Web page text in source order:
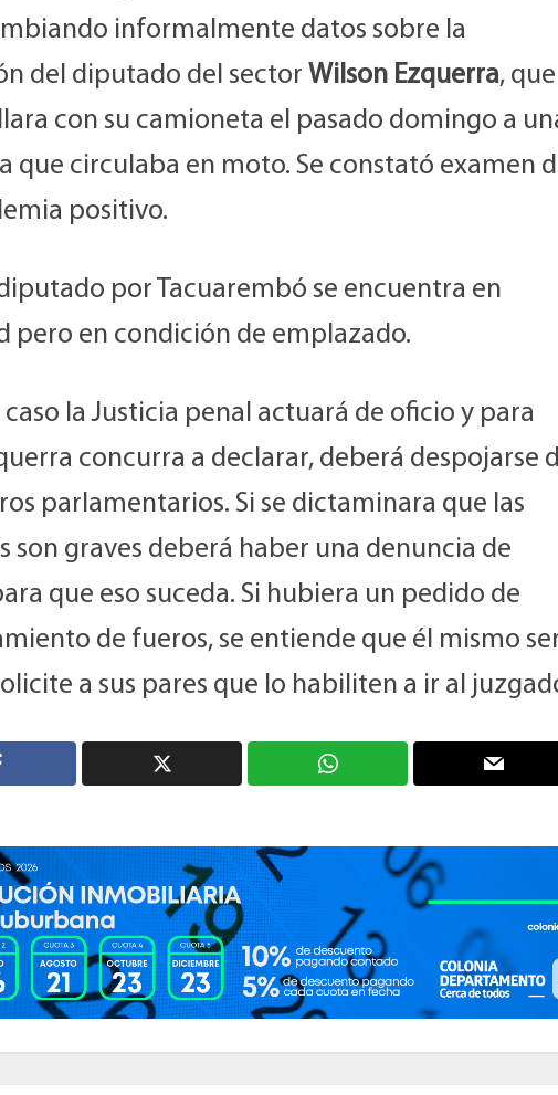
informalmente datos sobre la
del diputado del sector Wilson Ezquerra, que
con su camioneta el pasado domingo a
que circulaba en moto. Se constató examen
positivo.
por Tacuarembó se encuentra en
pero en condición de emplazado.
caso la Justicia penal actuará de oficio y para
concurra a declarar, deberá despojarse
parlamentarios. Si se dictaminara que las
son graves deberá haber una denuncia de
que eso suceda. Si hubiera un pedido de
de fueros, se entiende que él mismo
a sus pares que lo habiliten a ir al